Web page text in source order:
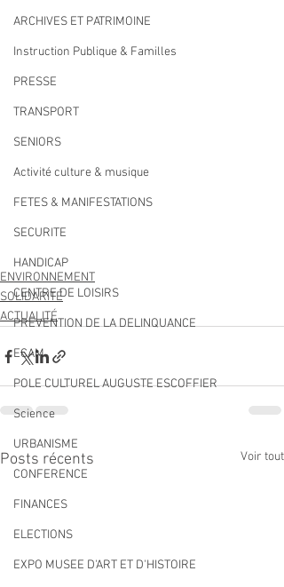
ARCHIVES ET PATRIMOINE
Instruction Publique & Familles
PRESSE
TRANSPORT
SENIORS
Activité culture & musique
FETES & MANIFESTATIONS
SECURITE
HANDICAP
CENTRE DE LOISIRS
PREVENTION DE LA DELINQUANCE
ECAM
POLE CULTUREL AUGUSTE ESCOFFIER
Science
URBANISME
CONFERENCE
FINANCES
ELECTIONS
EXPO MUSEE D'ART ET D'HISTOIRE
ENVIRONNEMENT
SOLIDARITÉ
ACTUALITÉ
Posts récents Voir tout